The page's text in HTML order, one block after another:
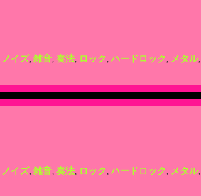
ノイズ, 雑音, 奏法, ロック, ハードロック, メタル,
ノイズ, 雑音, 奏法, ロック, ハードロック, メタル,